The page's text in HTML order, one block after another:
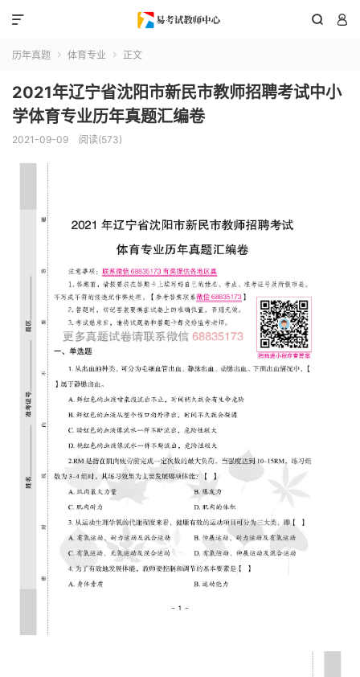
 

历年真题  体育专业  正文
2021年辽宁省沈阳市新民市教师招聘考试中小
学体育专业历年真题汇编卷
2021-09-09 阅读(573)